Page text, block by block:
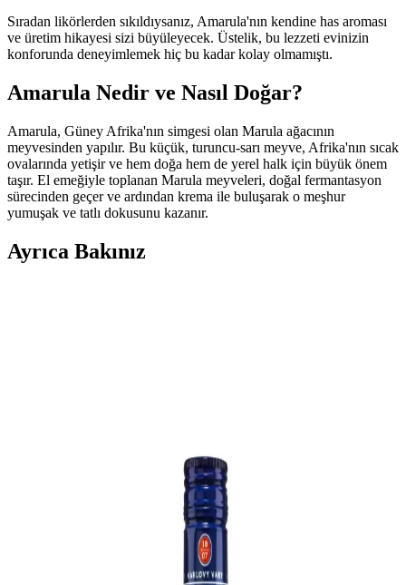
Sıradan likörlerden sıkıldıysanız, Amarula'nın kendine has aroması
ve üretim hikayesi sizi büyüleyecek. Üstelik, bu lezzeti evinizin
konforunda deneyimlemek hiç bu kadar kolay olmamıştı.
Amarula Nedir ve Nasıl Doğar?
Amarula, Güney Afrika'nın simgesi olan Marula ağacının
meyvesinden yapılır. Bu küçük, turuncu-sarı meyve, Afrika'nın sıcak
ovalarında yetişir ve hem doğa hem de yerel halk için büyük önem
taşır. El emeğiyle toplanan Marula meyveleri, doğal fermantasyon
sürecinden geçer ve ardından krema ile buluşarak o meşhur
yumuşak ve tatlı dokusunu kazanır.
Ayrıca Bakınız
Becherovka 70cl fiyatları ve Migros'taki likör piyasası hakkında
güncel bilgiler, kampanyalar ve fiyat karşılaştırmalarıyla ekonomik
alışveriş yapmanın yollarını keşfedin.
Meyve Aromalı Alkollü İçecekler: Özellikleri,
Kullanımı ve Güvenlik İpuçları